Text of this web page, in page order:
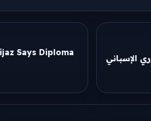
الإسباني
Says Diploma